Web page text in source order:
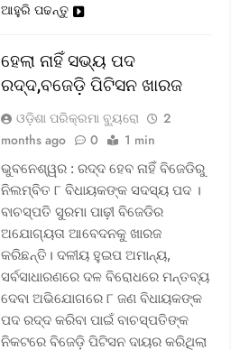
ଆହୁରି ପଢନ୍ତୁ
ହେଲା ନାହିଁ ସଭ୍ୟ ପଦ
ରଦ୍ଦ,ବଜେଡ଼ି ପିଟିସନ ଖାରଜ
ଓଡ଼ିଶା ପରିକ୍ରମା ବ୍ୟୁରୋ
2
months ago
0 1 min
ଭୁବନେଶ୍ୱର : ରଦ୍ଦ ହେବ ନାହିଁ ବିଜେଡିରୁ
ନିଲମ୍ବିତ ୮ ବିଧାୟକଙ୍କ ସଦସ୍ୟ ପଦ ।
ବାଚସ୍ପତି ସୁରମା ପାଢ଼ୀ ବିଜେଡିର
ଅଯୋଗ୍ୟତା ଆବେଦନକୁ ଖାରଜ
କରିଛନ୍ତି। ଦଳୀୟ ହୁଇପ ଅମାନ୍ୟ,
ସର୍ବସାଧାରଣରେ ଦଳ ବିରୋଧରେ ମନ୍ତବ୍ୟ
ଦେବା ଅଭିଯୋଗରେ ୮ ଜଣ ବିଧାୟକଙ୍କ
ପଦ ରଦ୍ଦ କରିବା ପାଇଁ ବାଚସ୍ପତିଙ୍କ
ନିକଟରେ ବିଜେଡ଼ି ପିଟିସନ ଦାୟର କରିଥିଲା